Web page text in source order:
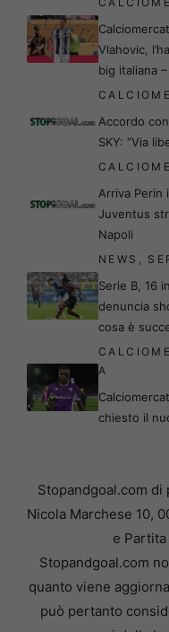
Vlahovic,
big italiana
Accordo
SKY: “Via
Arriva Perin
Juventus
Napoli
NEWS ,
Serie B, 16
denuncia
cosa è
A
chiesto il
Stopandgoal.com di
Nicola Marchese 10,
e Partita
Stopandgoal.com
quanto viene
può pertanto